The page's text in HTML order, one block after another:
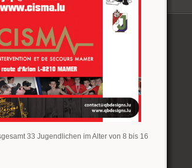
33 Jugendlichen im Alter von 8 bis 16